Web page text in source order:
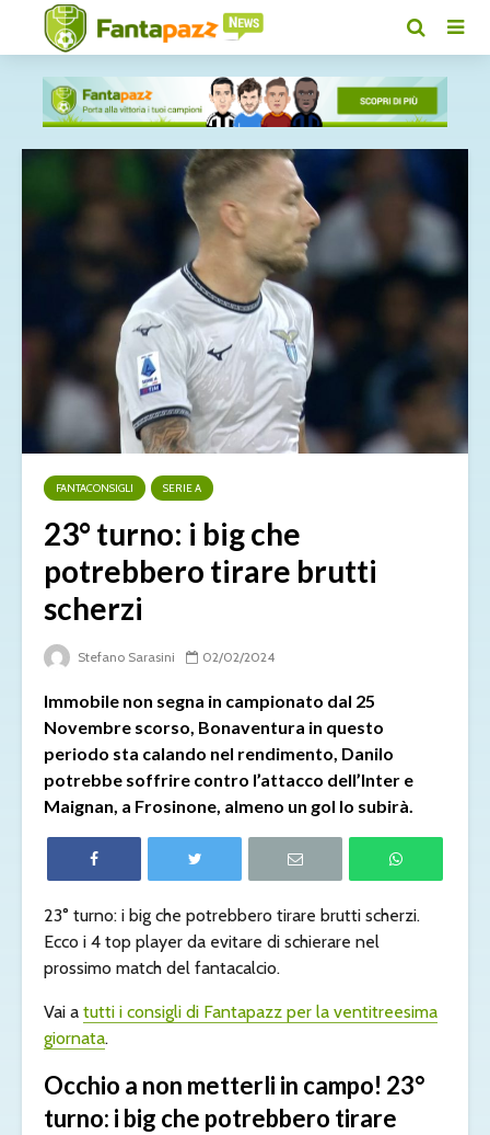
FANTACONSIGLI SERIE A
23° turno: i big che
potrebbero tirare brutti
scherzi
Stefano Sarasini 02/02/2024
Immobile non segna in campionato dal 25
Novembre scorso, Bonaventura in questo
periodo sta calando nel rendimento, Danilo
potrebbe soffrire contro l’attacco dell’Inter e
Maignan, a Frosinone, almeno un gol lo subirà.
23° turno: i big che potrebbero tirare brutti scherzi.
Ecco i 4 top player da evitare di schierare nel
prossimo match del fantacalcio.
Vai a tutti i consigli di Fantapazz per la ventitreesima
giornata.
Occhio a non metterli in campo! 23°
turno: i big che potrebbero tirare